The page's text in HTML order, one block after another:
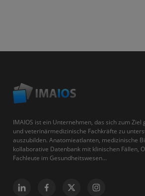
IMAIOS ist ein Unternehmen, das sich zum Ziel
und veterinärmedizinische Fachkräfte zu
auszubilden. Anatomieatlanten, medizinische
kollaborative Datenbank mit klinischen Fällen,
Fachleute im Gesundheitswesen...